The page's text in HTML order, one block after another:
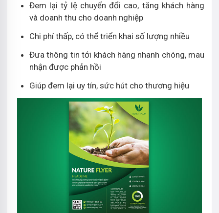
Đem lại tỷ lệ chuyển đổi cao, tăng khách hàng
và doanh thu cho doanh nghiệp
Chi phí thấp, có thể triển khai số lượng nhiều
Đưa thông tin tới khách hàng nhanh chóng, mau
nhận được phản hồi
Giúp đem lại uy tín, sức hút cho thương hiệu